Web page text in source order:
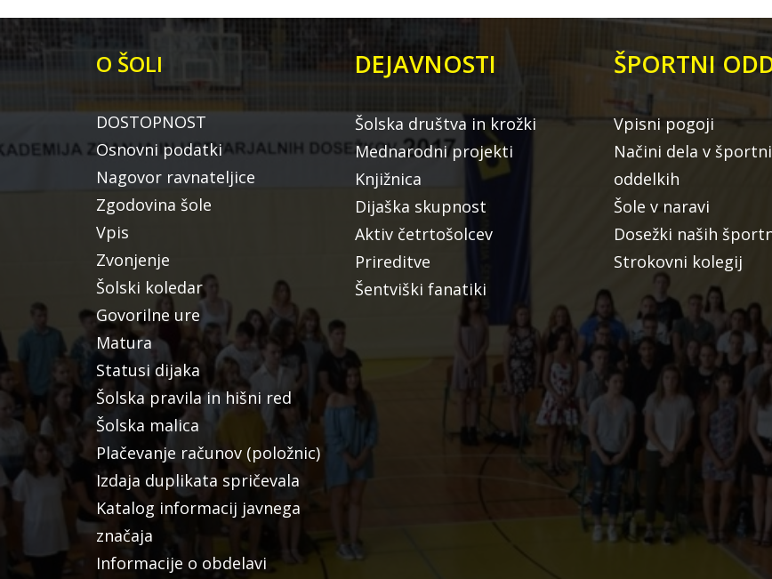
O ŠOLI
DOSTOPNOST
Osnovni podatki
Nagovor ravnateljice
Zgodovina šole
Vpis
Zvonjenje
Šolski koledar
Govorilne ure
Matura
Statusi dijaka
Šolska pravila in hišni red
Šolska malica
Plačevanje računov (položnic)
Izdaja duplikata spričevala
Katalog informacij javnega
značaja
Informacije o obdelavi
DEJAVNOSTI
Šolska društva in krožki
Mednarodni projekti
Knjižnica
Dijaška skupnost
Aktiv četrtošolcev
Prireditve
Šentviški fanatiki
ŠPORTNI
Vpisni pogoji
Načini dela v
oddelkih
Šole v naravi
Dosežki naših
Strokovni kolegij